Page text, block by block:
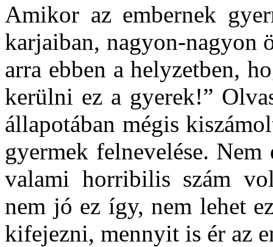
Amikor az embernek
karjaiban, nagyon-nagyon
arra ebben a helyzetben,
kerülni ez a gyerek!”
állapotában mégis
gyermek felnevelése. Nem
valami horribilis szám
nem jó ez így, nem lehet
kifejezni, mennyit is ér az